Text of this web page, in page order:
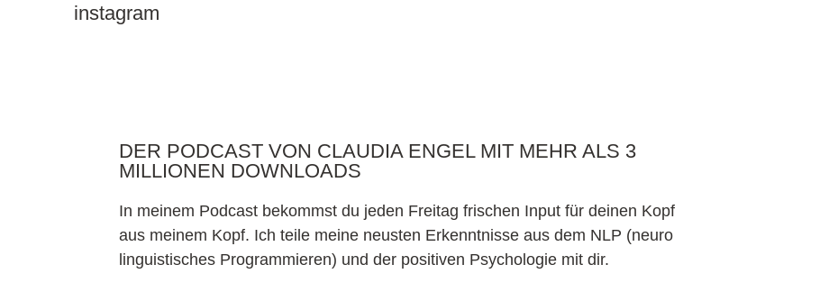
instagram
DER PODCAST VON CLAUDIA ENGEL MIT MEHR ALS 3
MILLIONEN DOWNLOADS
In meinem Podcast bekommst du jeden Freitag frischen Input für deinen Kopf
aus meinem Kopf. Ich teile meine neusten Erkenntnisse aus dem NLP (neuro
linguistisches Programmieren) und der positiven Psychologie mit dir.